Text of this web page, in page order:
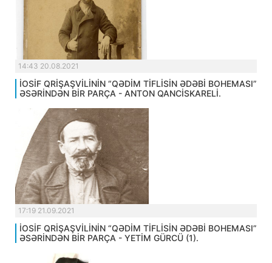
14:43 20.08.2021
İOSİF QRİŞAŞVİLİNİN “QƏDİM TİFLİSİN ƏDƏBİ BOHEMASI”
ƏSƏRİNDƏN BİR PARÇA - ANTON QANCİSKARELİ.
17:19 21.09.2021
İOSİF QRİŞAŞVİLİNİN “QƏDİM TİFLİSİN ƏDƏBİ BOHEMASI”
ƏSƏRİNDƏN BİR PARÇA - YETİM GÜRCÜ (1).